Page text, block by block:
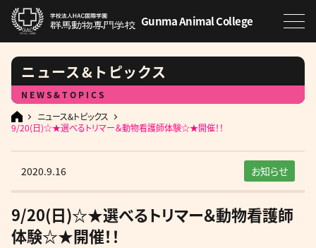
Gunma Animal College
ニュース&トピックス
NEWS&TOPICS
ニュース&トピックス
9/20(日)☆★選べるトリマー＆動物看護師体験☆★開催！！
2020.9.16 お知らせ
9/20(日)☆★選べるトリマー＆動物看護師
体験☆★開催！！